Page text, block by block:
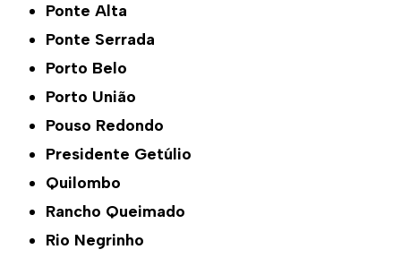
Ponte Alta
Ponte Serrada
Porto Belo
Porto União
Pouso Redondo
Presidente Getúlio
Quilombo
Rancho Queimado
Rio Negrinho